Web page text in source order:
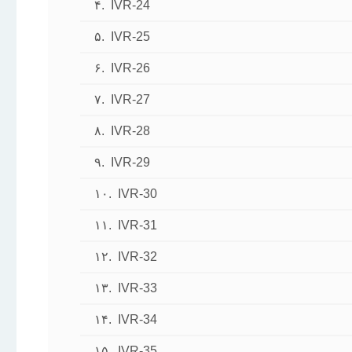
۴. IVR-24
۵. IVR-25
۶. IVR-26
۷. IVR-27
۸. IVR-28
۹. IVR-29
۱۰. IVR-30
۱۱. IVR-31
۱۲. IVR-32
۱۳. IVR-33
۱۴. IVR-34